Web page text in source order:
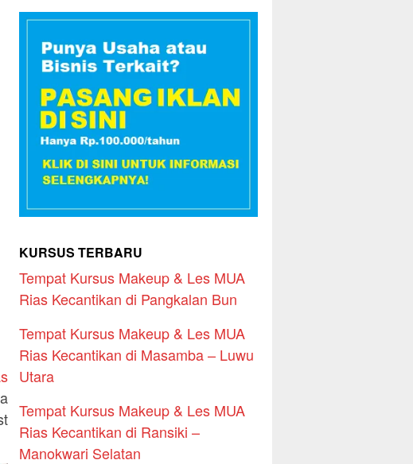
KURSUS TERBARU
Tempat Kursus Makeup & Les MUA
Rias Kecantikan di Pangkalan Bun
Tempat Kursus Makeup & Les MUA
Rias Kecantikan di Masamba – Luwu
Utara
Tempat Kursus Makeup & Les MUA
Rias Kecantikan di Ransiki –
Manokwari Selatan